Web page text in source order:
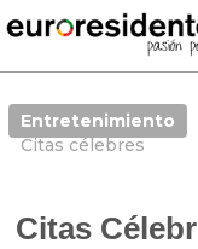
Entretenimiento
Citas célebres
Citas